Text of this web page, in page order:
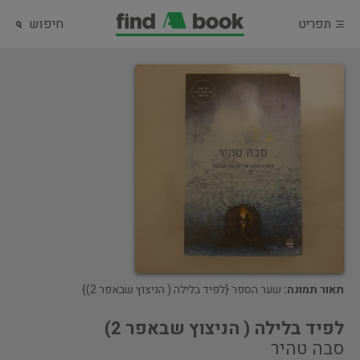
תפריט חיפוש
תאור תמונה: שער הספר {לפיד בלילה ( הניצוץ שבאפר 2)}
לפיד בלילה ( הניצוץ שבאפר 2)
סבה טהיר